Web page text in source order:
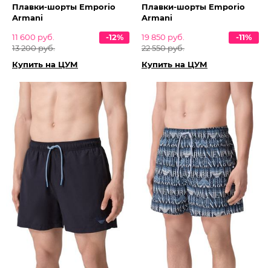
Плавки-шорты Emporio
Armani
11 600 руб.
13 200 руб.
-12%
Купить на ЦУМ
Плавки-шорты Emporio
Armani
19 850 руб.
22 550 руб.
-11%
Купить на ЦУМ